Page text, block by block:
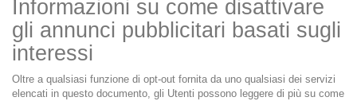
Informazioni su come disattivare
gli annunci pubblicitari basati sugli
interessi
Oltre a qualsiasi funzione di opt-out fornita da uno qualsiasi dei servizi
elencati in questo documento, gli Utenti possono leggere di più su come